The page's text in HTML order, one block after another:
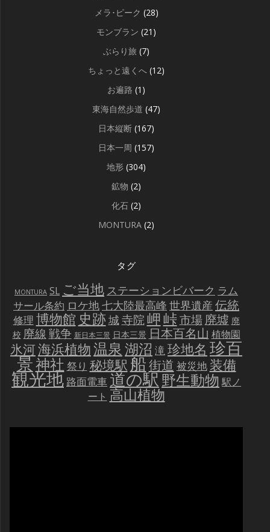
メラ･ピーク (28)
モンブラン (21)
ぶらり旅 (7)
ちょっと遠くへ (12)
お遍路 (1)
東海自然歩道 (47)
日本縦断 (167)
日本一周 (157)
地形 (304)
鉱物 (2)
化石 (2)
MONTURA (2)
タグ
MONTURA SL ご当地 ステーションビバーク ラム
サール条約 ロケ地七大陸最高峰 世界遺産 伝統
修理 博物館 史跡城寺院岬峠市場 廃墟 廃
校 廃線戦争 新日本三景 日本三景 日本百名山 植物園
氷河海浜植物温泉湖沼 滝珍地名 珍百
景神社 祭り 秘境駅船街道 被災地 装備
観光地 路面電車道の駅野生動物 駅ノ
ート 高山植物